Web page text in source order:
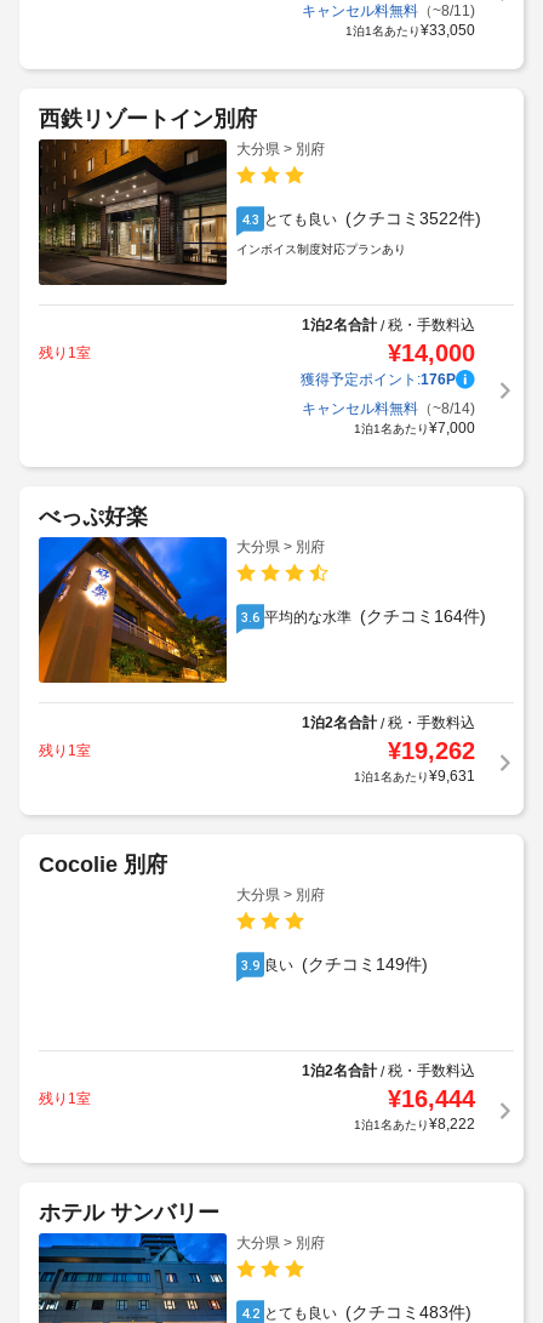
キャンセル料無料（~8/11)
1泊1名あたり¥33,050
西鉄リゾートイン別府
大分県 > 別府
4.3 とても良い (クチコミ3522件)
インボイス制度対応プランあり
1泊2名合計/税・手数料込
残り1室
¥14,000
獲得予定ポイント:176P
キャンセル料無料（~8/14)
1泊1名あたり¥7,000
べっぷ好楽
大分県 > 別府
3.6 平均的な水準 (クチコミ164件)
1泊2名合計/税・手数料込
残り1室
¥19,262
1泊1名あたり¥9,631
Cocolie 別府
大分県 > 別府
3.9 良い (クチコミ149件)
1泊2名合計/税・手数料込
残り1室
¥16,444
1泊1名あたり¥8,222
ホテル サンバリー
大分県 > 別府
4.2 とても良い (クチコミ483件)